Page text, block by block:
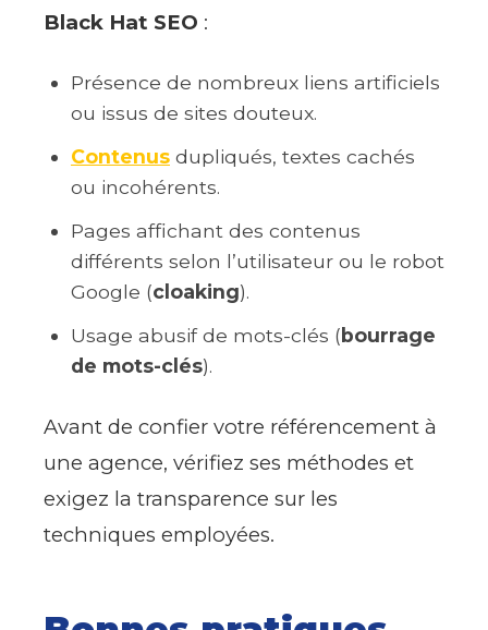
Black Hat SEO :
Présence de nombreux liens artificiels
ou issus de sites douteux.
Contenus dupliqués, textes cachés
ou incohérents.
Pages affichant des contenus
différents selon l’utilisateur ou le robot
Google (cloaking).
Usage abusif de mots-clés (bourrage
de mots-clés).
Avant de confier votre référencement à
une agence, vérifiez ses méthodes et
exigez la transparence sur les
techniques employées.